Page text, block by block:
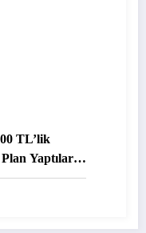
TL’lik
Yaptılar